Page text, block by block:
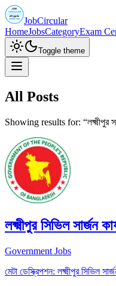
JobCircular
HomeJobsCategoryExam
Toggle theme
All Posts
Showing results for: “লক্ষ্মীপুর
লক্ষ্মীপুর সিভিল সার্জন
Government Jobs
মেটা ডেস্ক্রিপশন: লক্ষ্মীপুর সিভিল